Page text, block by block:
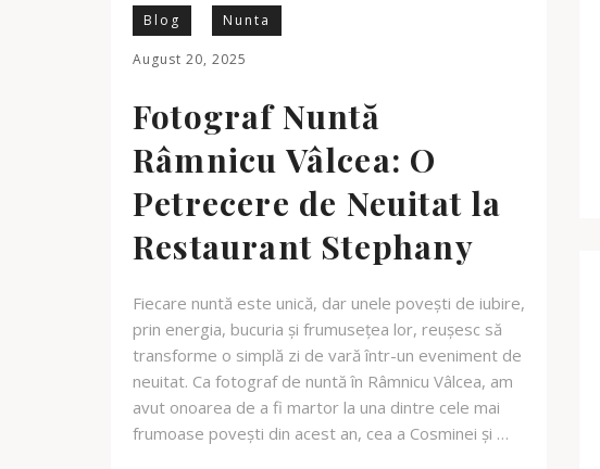
Blog Nunta
August 20, 2025
Fotograf Nuntă
Râmnicu Vâlcea: O
Petrecere de Neuitat la
Restaurant Stephany
Fiecare nuntă este unică, dar unele povești de iubire,
prin energia, bucuria și frumusețea lor, reușesc să
transforme o simplă zi de vară într-un eveniment de
neuitat. Ca fotograf de nuntă în Râmnicu Vâlcea, am
avut onoarea de a fi martor la una dintre cele mai
frumoase povești din acest an, cea a Cosminei și …